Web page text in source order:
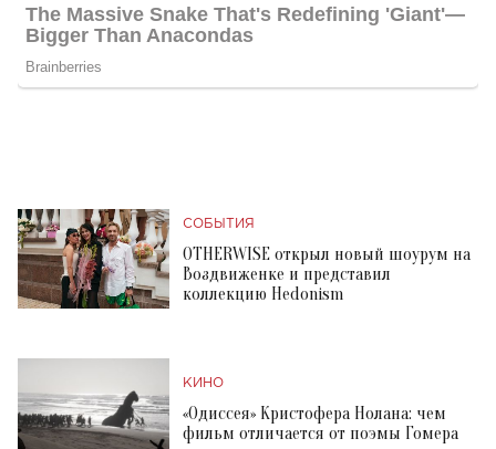
СОБЫТИЯ
OTHERWISE открыл новый шоурум на
Воздвиженке и представил
коллекцию Hedonism
КИНО
«Одиссея» Кристофера Нолана: чем
фильм отличается от поэмы Гомера